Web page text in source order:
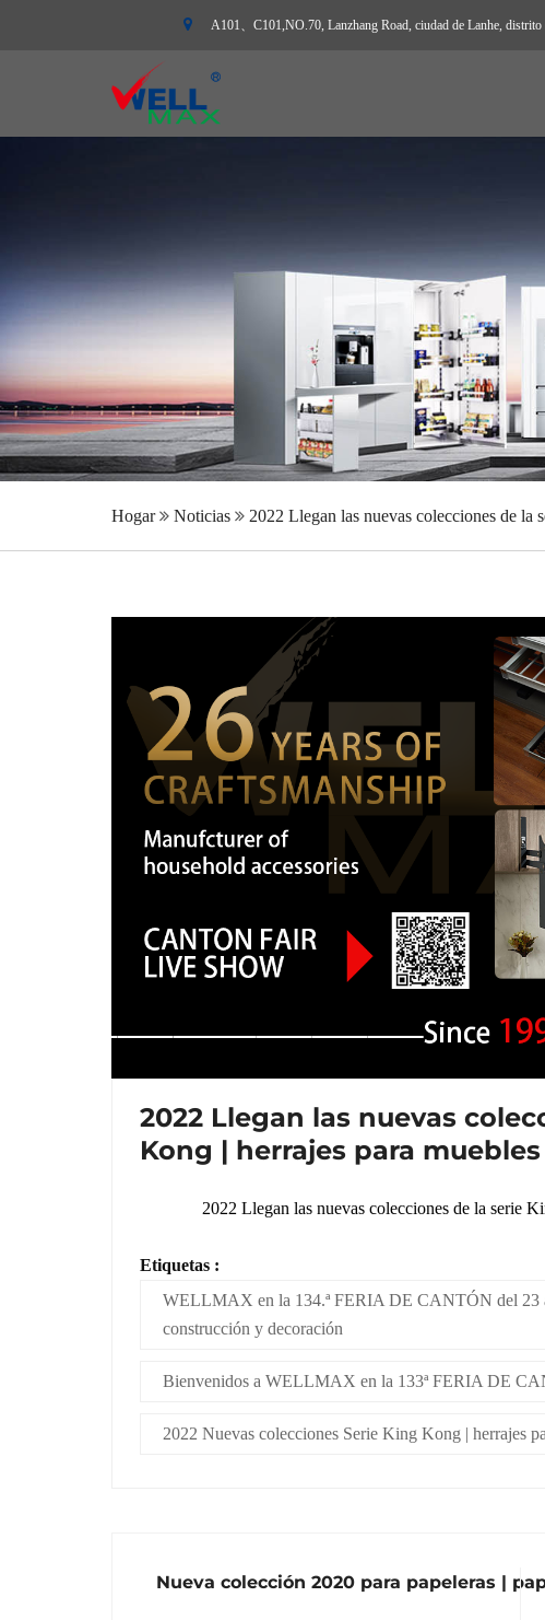
A101、C101,NO.70, Lanzhang Road, ciudad de Lanhe,
Hogar Noticias 2022 Llegan las nuevas colecciones de la
2022 Llegan las nuevas
Kong | herrajes para
2022 Llegan las nuevas colecciones de la serie
Etiquetas :
WELLMAX en la 134.ª FERIA DE CANTÓN del 23
construcción y decoración
Bienvenidos a WELLMAX en la 133ª FERIA DE
2022 Nuevas colecciones Serie King Kong | herrajes
Nueva colección 2020 para papeleras |